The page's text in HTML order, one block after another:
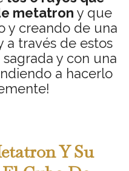
metatron y que
y creando de una
a través de estos
y con una
a hacerlo
Y Su